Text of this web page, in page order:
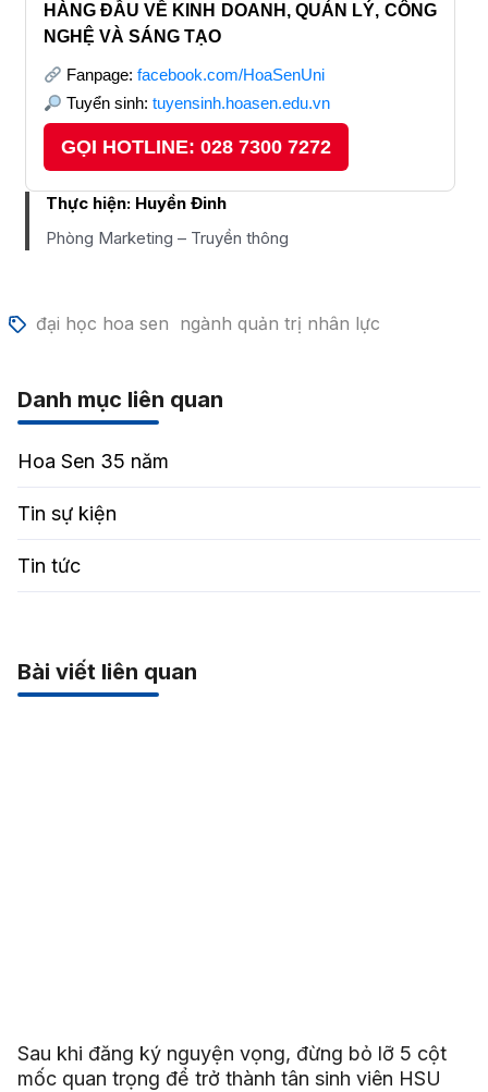
HÀNG ĐẦU VỀ KINH DOANH, QUẢN LÝ, CÔNG
NGHỆ VÀ SÁNG TẠO
Fanpage: facebook.com/HoaSenUni
Tuyển sinh: tuyensinh.hoasen.edu.vn
GỌI HOTLINE: 028 7300 7272
Thực hiện: Huyền Đinh
Phòng Marketing – Truyền thông
đại học hoa sen ngành quản trị nhân lực
Danh mục liên quan
Hoa Sen 35 năm
Tin sự kiện
Tin tức
Bài viết liên quan
Sau khi đăng ký nguyện vọng, đừng bỏ lỡ 5 cột
mốc quan trọng để trở thành tân sinh viên HSU